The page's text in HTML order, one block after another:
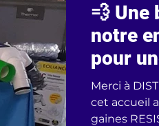
💨 Une
notre
pour
Merci à
cet accueil
gaines